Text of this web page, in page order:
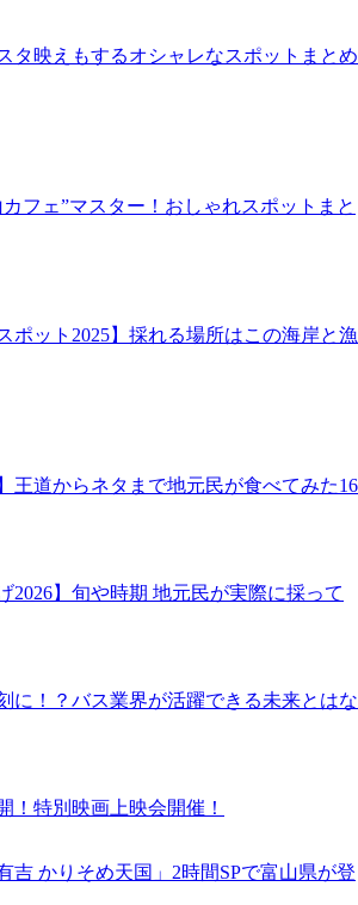
タ映えもするオシャレなスポットまとめ
フェ”マスター！おしゃれスポットまと
ポット2025】採れる場所はこの海岸と漁
王道からネタまで地元民が食べてみた16
2026】旬や時期 地元民が実際に採って
に！？バス業界が活躍できる未来とはな
！特別映画上映会開催！
吉 かりそめ天国」2時間SPで富山県が登